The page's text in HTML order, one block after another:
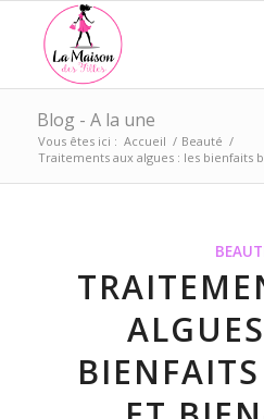
Blog - A la une
Vous êtes ici : Accueil / Beauté /
Traitements aux algues : les bienfaits